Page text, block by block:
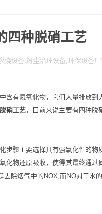
四种脱硝工艺
设备,粉尘治理设备,环保设备厂
含有氮氧化物，它们大量排放
脱硝工艺，目前来说主要有四种脱
步骤主要选择具有强氧化性的
物还原吸收，使得其最终通过
除烟气中的NOX,而NO对于水